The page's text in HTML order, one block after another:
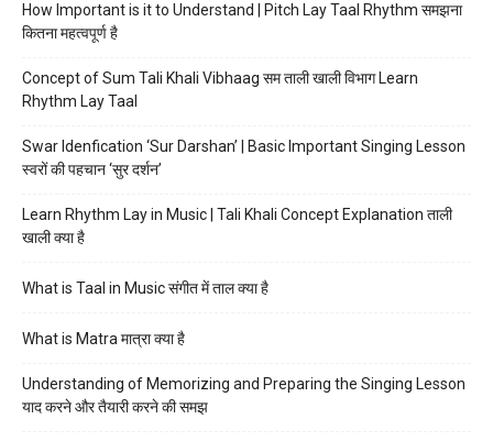
How Important is it to Understand | Pitch Lay Taal Rhythm समझना
कितना महत्वपूर्ण है
Concept of Sum Tali Khali Vibhaag सम ताली खाली विभाग Learn
Rhythm Lay Taal
Swar Idenfication ‘Sur Darshan’ | Basic Important Singing Lesson
स्वरों की पहचान ‘सुर दर्शन’
Learn Rhythm Lay in Music | Tali Khali Concept Explanation ताली
खाली क्या है
What is Taal in Music संगीत में ताल क्या है
What is Matra मात्रा क्या है
Understanding of Memorizing and Preparing the Singing Lesson
याद करने और तैयारी करने की समझ